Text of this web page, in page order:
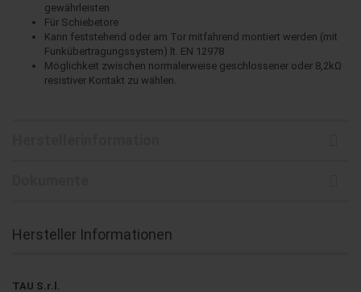
gewährleisten
Für Schiebetore
Kann feststehend oder am Tor mitfahrend montiert werden (mit
Funkübertragungssystem) lt. EN 12978
Möglichkeit zwischen normalerweise geschlossener oder 8,2kΩ
resistiver Kontakt zu wählen.
Hersteller Informationen
TAU S.r.l.